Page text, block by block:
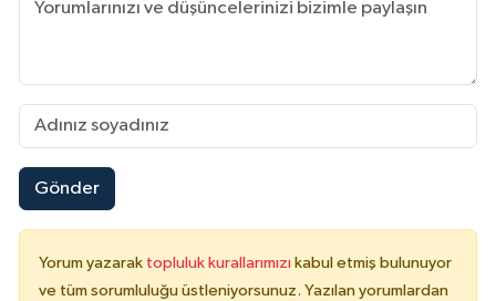
Gönder
Yorum yazarak topluluk kurallarımızı kabul etmiş bulunuyor
ve tüm sorumluluğu üstleniyorsunuz. Yazılan yorumlardan